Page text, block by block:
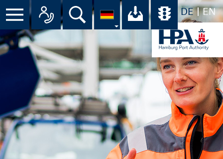
DE EN
Suche Ihr Download-